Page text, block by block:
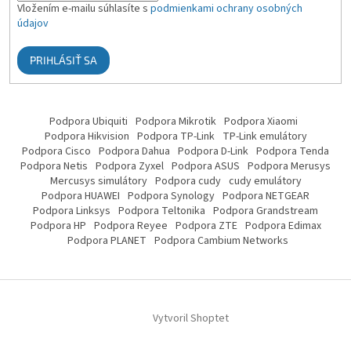
Vložením e-mailu súhlasíte s podmienkami ochrany osobných
údajov
PRIHLÁSIŤ SA
Podpora Ubiquiti Podpora Mikrotik Podpora Xiaomi
Podpora Hikvision Podpora TP-Link TP-Link emulátory
Podpora Cisco Podpora Dahua Podpora D-Link Podpora Tenda
Podpora Netis Podpora Zyxel Podpora ASUS Podpora Merusys
Mercusys simulátory Podpora cudy cudy emulátory
Podpora HUAWEI Podpora Synology Podpora NETGEAR
Podpora Linksys Podpora Teltonika Podpora Grandstream
Podpora HP Podpora Reyee Podpora ZTE Podpora Edimax
Podpora PLANET Podpora Cambium Networks
Vytvoril Shoptet